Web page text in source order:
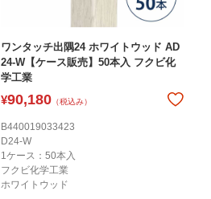
ワンタッチ出隅24 ホワイトウッド AD
24-W【ケース販売】50本入 フクビ化
学工業
¥90,180 （税込み）
B440019033423
D24-W
1ケース：50本入
フクビ化学工業
ホワイトウッド